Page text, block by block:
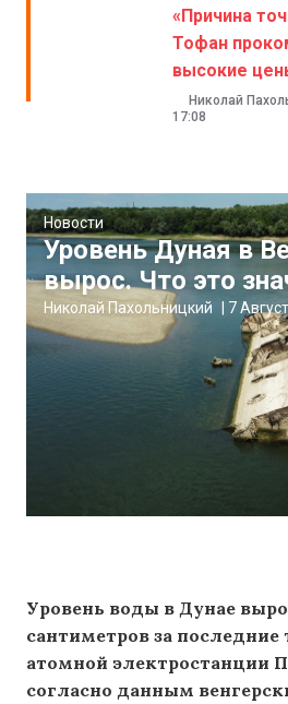
«Причина
Тофан
высокие
Николай
17:08
Новости
Уровень Дуная в
вырос. Что это
Николай Пахольницкий 7
Уровень воды в Дунае
сантиметров за последние
атомной электростанции
согласно данным